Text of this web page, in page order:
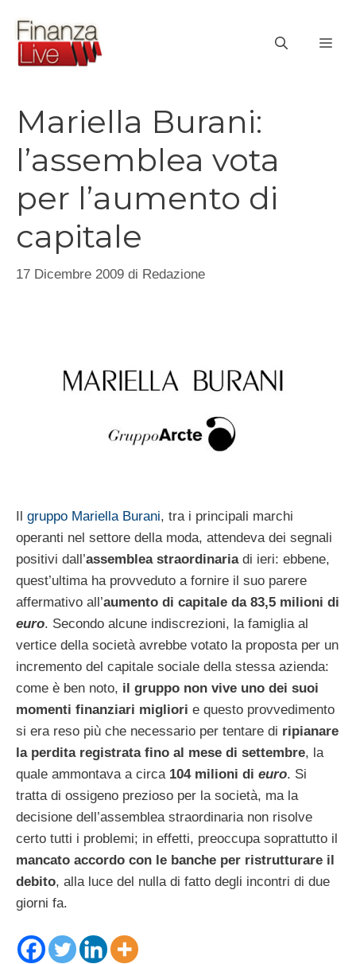
contenuto
Mariella Burani:
l’assemblea vota
per l’aumento di
capitale
17 Dicembre 2009 di Redazione
Il gruppo Mariella Burani, tra i principali marchi
operanti nel settore della moda, attendeva dei segnali
positivi dall’assemblea straordinariadi ieri: ebbene,
quest’ultima ha provveduto a fornire il suo parere
affermativo all’aumento di capitale da 83,5 milioni di
euro. Secondo alcune indiscrezioni, la famiglia al
vertice della società avrebbe votato la proposta per un
incremento del capitale sociale della stessa azienda:
come è ben noto, il gruppo non vive uno dei suoi
momenti finanziari migliori e questo provvedimento
si era reso più che necessario per tentare di ripianare
la perdita registrata fino al mese di settembre, la
quale ammontava a circa 104 milioni di euro. Si
tratta di ossigeno prezioso per la società, ma la
decisione dell’assemblea straordinaria non risolve
certo tutti i problemi; in effetti, preoccupa soprattutto il
mancato accordo con le banche per ristrutturare il
debito, alla luce del nulla di fatto degli incontri di due
giorni fa.